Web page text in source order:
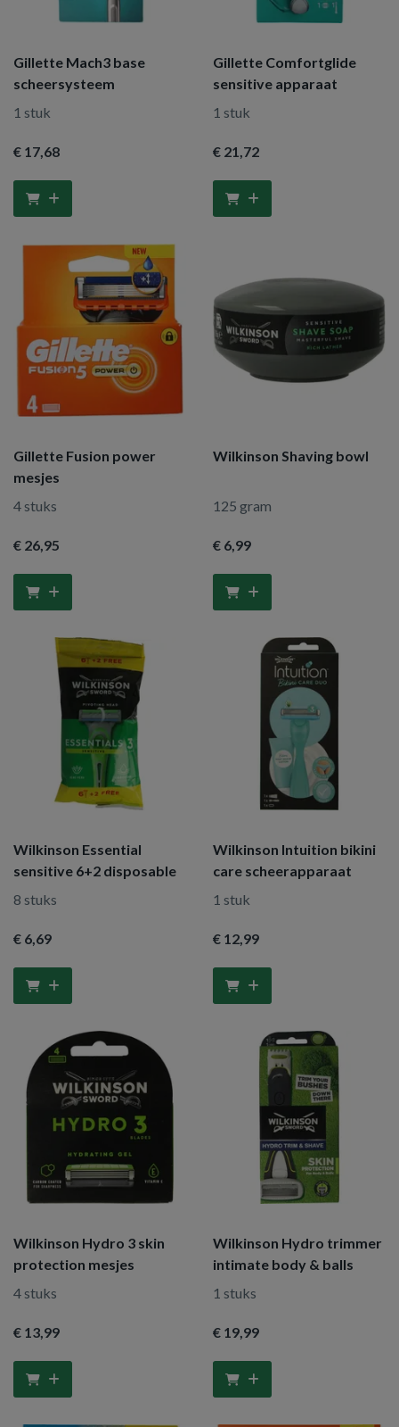
Gillette Mach3 base
scheersysteem
1 stuk
€ 17,68
Gillette Comfortglide
sensitive apparaat
1 stuk
€ 21,72
Gillette Fusion power
mesjes
4 stuks
€ 26,95
Wilkinson Shaving bowl
125 gram
€ 6,99
Wilkinson Essential
sensitive 6+2 disposable
8 stuks
€ 6,69
Wilkinson Intuition bikini
care scheerapparaat
1 stuk
€ 12,99
Wilkinson Hydro 3 skin
protection mesjes
4 stuks
€ 13,99
Wilkinson Hydro trimmer
intimate body & balls
1 stuks
€ 19,99